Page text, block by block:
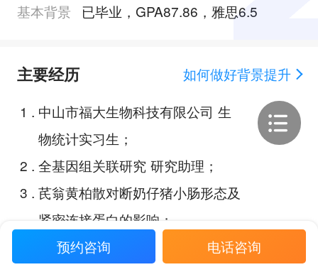
基本背景
已毕业，GPA87.86，雅思6.5
主要经历
如何做好背景提升
1 . 中山市福大生物科技有限公司 生
物统计实习生；
2 . 全基因组关联研究 研究助理；
3 . 芪翁黄柏散对断奶仔猪小肠形态及
紧密连接蛋白的影响；
预约咨询
电话咨询